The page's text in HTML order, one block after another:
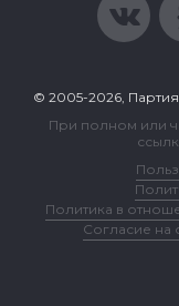
© 2005-2026,
При полном или
Политика в
Согласие на